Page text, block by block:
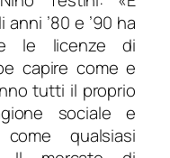
’80 e ’90 ha
le licenze di
capire come e
tutti il proprio
sociale e
qualsiasi